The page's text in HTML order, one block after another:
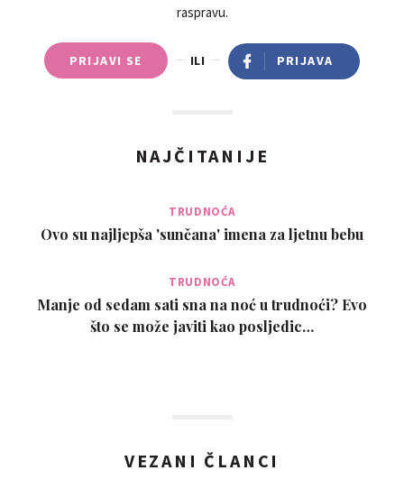
raspravu.
PRIJAVI SE ILI PRIJAVA
NAJČITANIJE
TRUDNOĆA
Ovo su najljepša 'sunčana' imena za ljetnu bebu
TRUDNOĆA
Manje od sedam sati sna na noć u trudnoći? Evo
što se može javiti kao posljedic…
VEZANI ČLANCI